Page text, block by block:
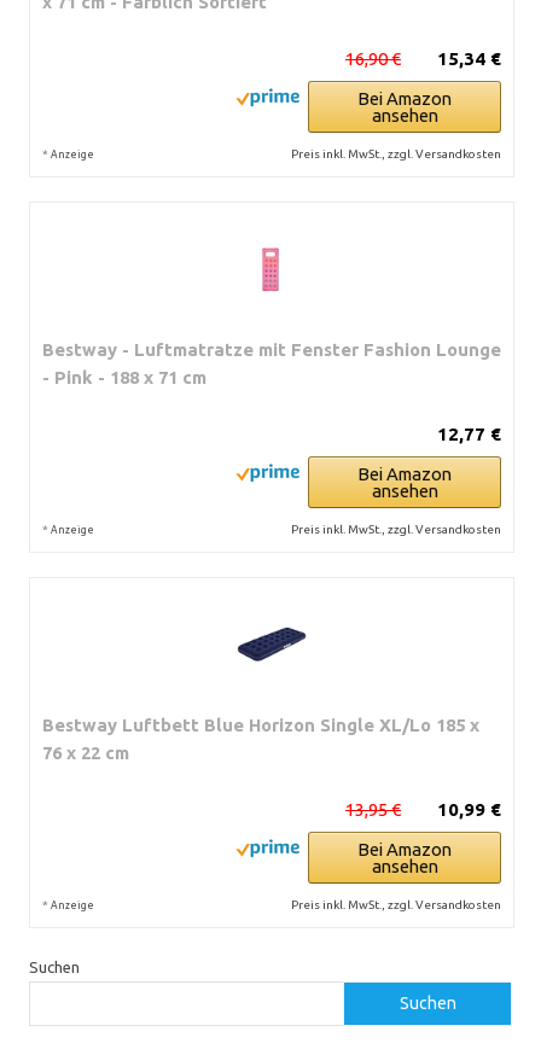
15,34 €
16,90 €
Bei Amazon
ansehen
* Anzeige Preis inkl. MwSt., zzgl. Versandkosten
Bestway - Luftmatratze mit Fenster Fashion Lounge
- Pink - 188 x 71 cm
12,77 €
Bei Amazon
ansehen
* Anzeige Preis inkl. MwSt., zzgl. Versandkosten
Bestway Luftbett Blue Horizon Single XL/Lo 185 x
76 x 22 cm
10,99 €
13,95 €
Bei Amazon
ansehen
* Anzeige Preis inkl. MwSt., zzgl. Versandkosten
Suchen
Suchen